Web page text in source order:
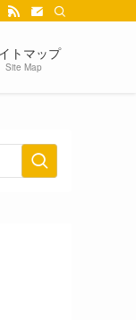
トマップ
Site Map